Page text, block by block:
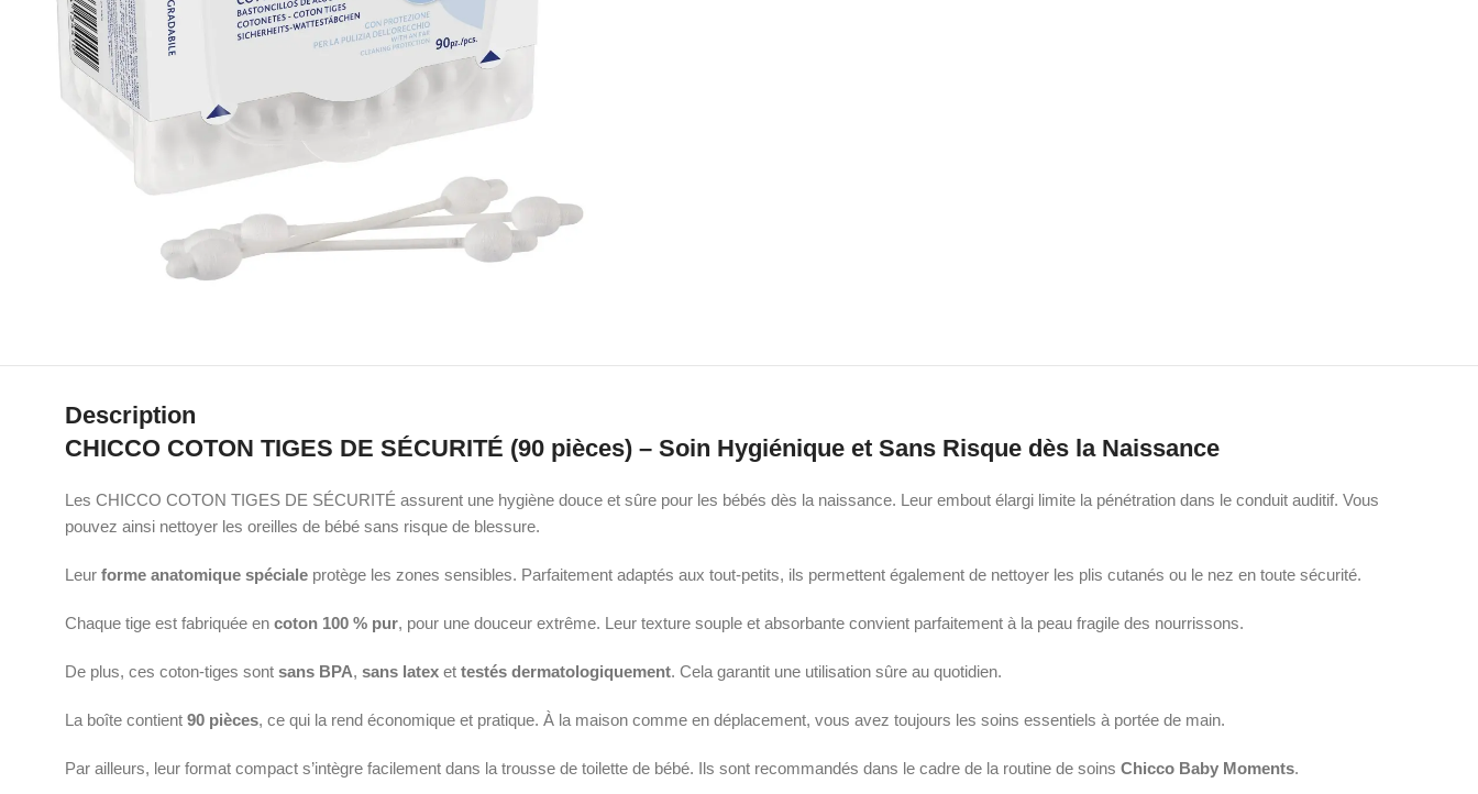
Description
CHICCO COTON TIGES DE SÉCURITÉ (90 pièces) – Soin Hygiénique et Sans Risque dès la Naissance
Les CHICCO COTON TIGES DE SÉCURITÉ assurent une hygiène douce et sûre pour les bébés dès la naissance. Leur embout élargi limite la pénétration dans le conduit auditif. Vous
pouvez ainsi nettoyer les oreilles de bébé sans risque de blessure.
Leurforme anatomique spéciale protège les zones sensibles. Parfaitement adaptés aux tout-petits, ils permettent également de nettoyer les plis cutanés ou le nez en toute sécurité.
Chaque tige est fabriquée encoton 100 % pur, pour une douceur extrême. Leur texture souple et absorbante convient parfaitement à la peau fragile des nourrissons.
De plus, ces coton-tiges sontsans BPA,sans latex ettestés dermatologiquement. Cela garantit une utilisation sûre au quotidien.
La boîte contient90 pièces, ce qui la rend économique et pratique. À la maison comme en déplacement, vous avez toujours les soins essentiels à portée de main.
Par ailleurs, leur format compact s’intègre facilement dans la trousse de toilette de bébé. Ils sont recommandés dans le cadre de la routine de soinsChicco Baby Moments.